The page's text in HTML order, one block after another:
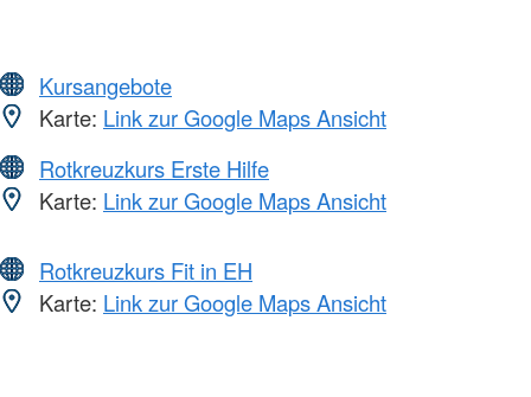
Kursangebote
Karte: Link zur Google Maps Ansicht
Rotkreuzkurs Erste Hilfe
Karte: Link zur Google Maps Ansicht
Rotkreuzkurs Fit in EH
Karte: Link zur Google Maps Ansicht